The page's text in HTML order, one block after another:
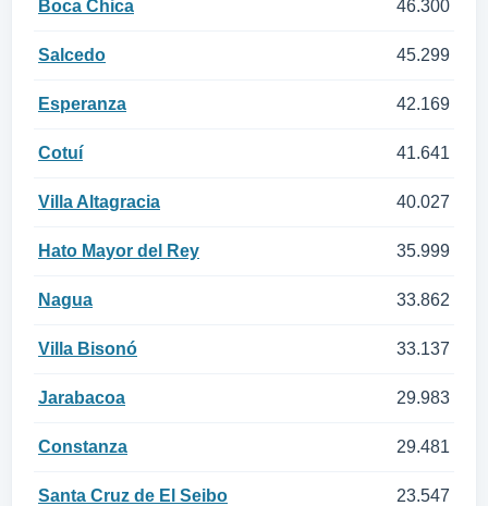
Boca Chica 46.300
Salcedo 45.299
Esperanza 42.169
Cotuí 41.641
Villa Altagracia 40.027
Hato Mayor del Rey 35.999
Nagua 33.862
Villa Bisonó 33.137
Jarabacoa 29.983
Constanza 29.481
Santa Cruz de El Seibo 23.547